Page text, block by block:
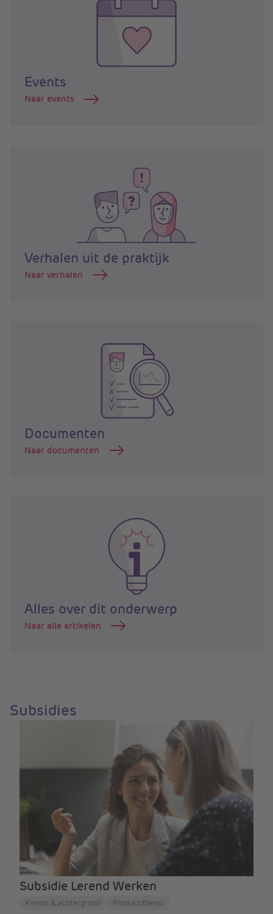
Events
Naar events
Verhalen uit de praktijk
Naar verhalen
Documenten
Naar documenten
Alles over dit onderwerp
Naar alle artikelen
Subsidies
Subsidie Lerend Werken
Kennis & achtergrond Product/dienst